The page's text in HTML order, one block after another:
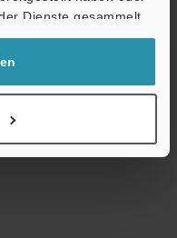
Dienste gesammelt